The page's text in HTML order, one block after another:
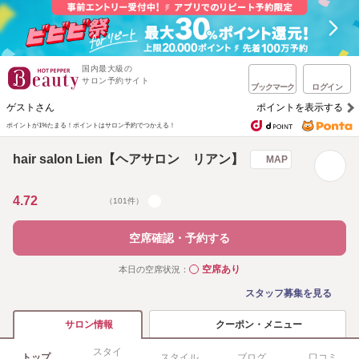
国内最大級の
サロン予約サイト
ブックマーク ログイン
ゲストさん ポイントを表示する
ポイントが1%たまる！ ポイントはサロン予約でつかえる！
hair salon Lien【ヘアサロン リアン】 MAP
4.72 （101件）
空席確認・予約する
本日の空席状況： ◯空席あり
スタッフ募集を見る
サロン情報 クーポン・メニュー
スタイ